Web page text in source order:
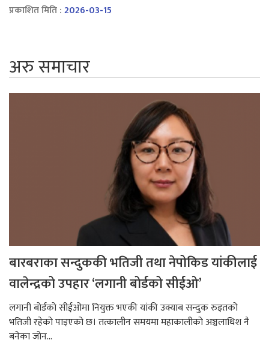
प्रकाशित मिति :2026-03-15
अरु समाचार
बारबराका सन्दुककी भतिजी तथा नेपोकिड यांकीलाई
वालेन्द्रको उपहार ‘लगानी बोर्डको सीईओ’
लगानी बोर्डको सीईओमा नियुक्त भएकी यांकी उक्याब सन्दुक रुइतको
भतिजी रहेको पाइएको छ। तत्कालीन समयमा महाकालीको अञ्चलाधिश नै
बनेका जोन...